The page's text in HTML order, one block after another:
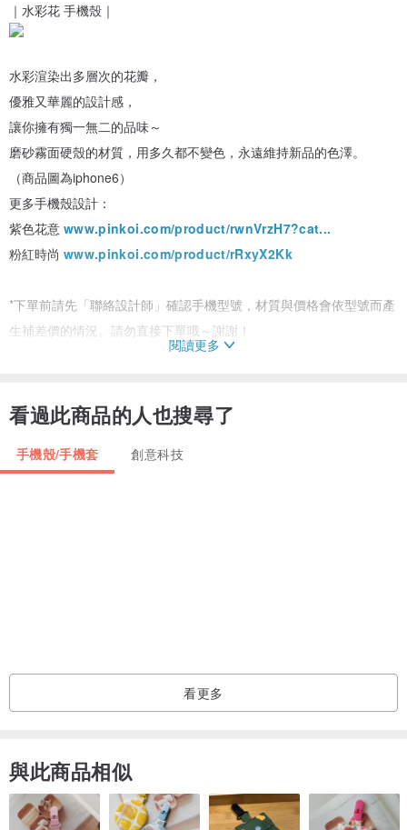
｜水彩花 手機殼｜
水彩渲染出多層次的花瓣，
優雅又華麗的設計感，
讓你擁有獨一無二的品味～
磨砂霧面硬殼的材質，用多久都不變色，永遠維持新品的色澤。
（商品圖為iphone6）
更多手機殼設計：
紫色花意 www.pinkoi.com/product/rwnVrzH7?cat...
粉紅時尚 www.pinkoi.com/product/rRxyX2Kk
*下單前請先「聯絡設計師」確認手機型號，材質與價格會依型號而產
生補差價的情況。請勿直接下單哦～謝謝！
型號：iphone、Samsung、HTC、Sony、Asus、OPPO、小米…等
材質：磨砂霧面硬殼
有任何問題都歡迎「聯絡設計師」詢問喔^^
閱讀更多
看過此商品的人也搜尋了
手機殼/手機套 創意科技
看更多
與此商品相似